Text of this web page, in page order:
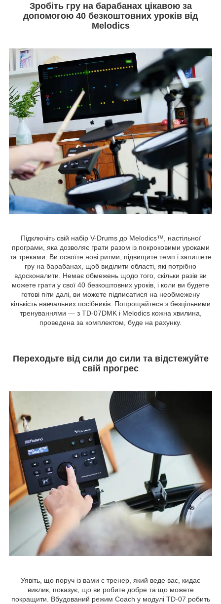
Зробіть гру на барабанах цікавою за
допомогою 40 безкоштовних уроків від
Melodics
Підключіть свій набір V-Drums до Melodics™, настільної
програми, яка дозволяє грати разом із покроковими уроками
та треками. Ви освоїте нові ритми, підвищите темп і запишете
гру на барабанах, щоб виділити області, які потрібно
вдосконалити. Немає обмежень щодо того, скільки разів ви
можете грати у свої 40 безкоштовних уроків, і коли ви будете
готові піти далі, ви можете підписатися на необмежену
кількість навчальних посібників. Попрощайтеся з безцільними
тренуваннями — з TD-07DMK і Melodics кожна хвилина,
проведена за комплектом, буде на рахунку.
Переходьте від сили до сили та відстежуйте
свій прогрес
Уявіть, що поруч із вами є тренер, який веде вас, кидає
виклик, показує, що ви робите добре та що можете
покращити. Вбудований режим Coach у модулі TD-07 робить